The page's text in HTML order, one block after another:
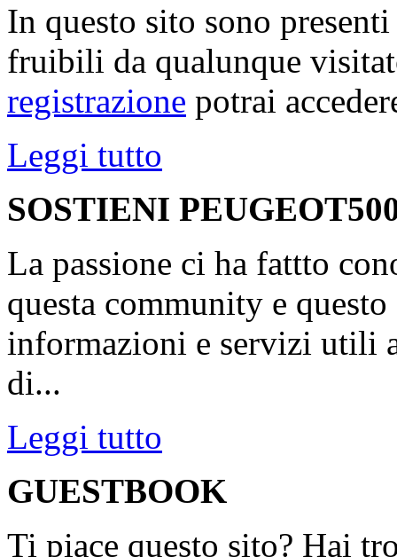
In questo sito sono
fruibili da qualunque
registrazione potrai
Leggi tutto
SOSTIENI
La passione ci ha fattto
questa community e
informazioni e servizi utili
di...
Leggi tutto
GUESTBOOK
Ti piace questo sito? Hai